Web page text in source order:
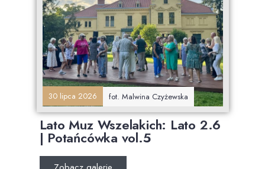
30 lipca 2026 fot. Malwina Czyżewska
Lato Muz Wszelakich: Lato 2.6
| Potańcówka vol.5